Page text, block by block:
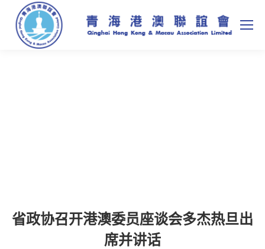
省政协召开港澳委员座谈会多杰热旦出
席并讲话